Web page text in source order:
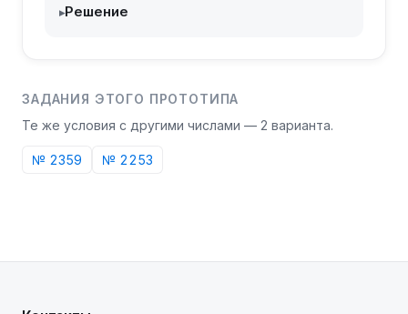
▸Решение
ЗАДАНИЯ ЭТОГО ПРОТОТИПА
Те же условия с другими числами — 2 варианта.
№ 2359 № 2253